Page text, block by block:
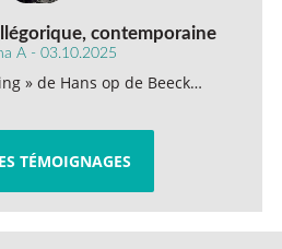
contemporaine
A - 03.10.2025
» de Hans op de Beeck…
TÉMOIGNAGES